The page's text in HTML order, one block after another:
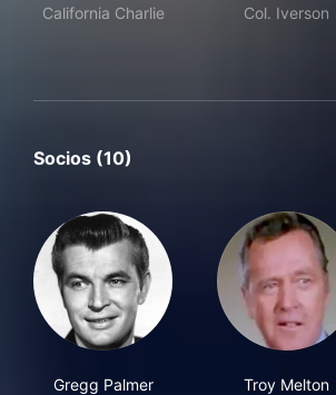
California Charlie
Col. Iverson
Socios (10)
Gregg Palmer Troy Melton